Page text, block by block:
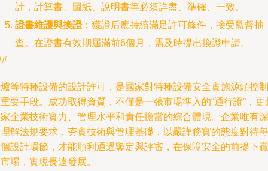
計，計算書、圖紙、說明書等必須詳盡、準確、一致。
證書維護與換證：獲證后應持續滿足許可條件，接受監督抽
查。在證書有效期屆滿前6個月，需及時提出換證申請。
等特種設備的設計許可，是國家對特種設備安全實施源頭控制
要手段。成功取得資質，不僅是一張市場準入的“通行證”，更
企業技術實力、管理水平和責任擔當的綜合體現。企業唯有深
解法規要求，夯實技術與管理基礎，以嚴謹務實的態度對待每
設計環節，才能順利通過鑒定與評審，在保障安全的前提下贏
場，實現長遠發展。